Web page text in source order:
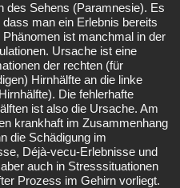
des Sehens (Paramnesie). Es
man ein Erlebnis bereits
ist manchmal in der
Ursache ist eine
der rechten (für
Hirnhälfte an die linke
Die fehlerhafte
ist also die Ursache. Am
krankhaft im Zusammenhang
die Schädigung im
Déjà-vecu-Erlebnisse und
auch in Stresssituationen
Prozess im Gehirn vorliegt.